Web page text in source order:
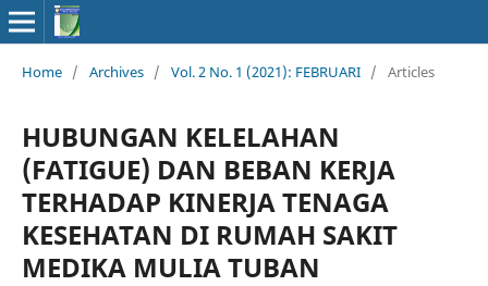
Home / Archives / Vol. 2 No. 1 (2021): FEBRUARI / Articles
HUBUNGAN KELELAHAN
(FATIGUE) DAN BEBAN KERJA
TERHADAP KINERJA TENAGA
KESEHATAN DI RUMAH SAKIT
MEDIKA MULIA TUBAN